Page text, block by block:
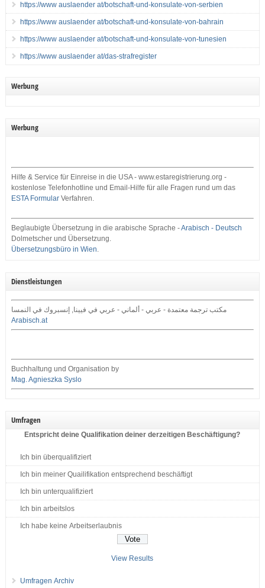
https://www auslaender at/botschaft-und-konsulate-von-serbien
https://www auslaender at/botschaft-und-konsulate-von-bahrain
https://www auslaender at/botschaft-und-konsulate-von-tunesien
https://www auslaender at/das-strafregister
Werbung
Werbung
Hilfe & Service für Einreise in die USA - www.estaregistrierung.org -
kostenlose Telefonhotline und Email-Hilfe für alle Fragen rund um das
ESTA FormularVerfahren.
Beglaubigte Übersetzung in die arabische Sprache -Arabisch - Deutsch
Dolmetscher und Übersetzung.
Übersetzungsbüro in Wien.
Dienstleistungen
مكتب ترجمة معتمدة - عربي - ألماني - عربي في فيينا, إنسبروك في النمسا
Arabisch.at
Buchhaltung und Organisation by
Mag. Agnieszka Syslo
Umfragen
Entspricht deine Qualifikation deiner derzeitigen Beschäftigung?
Ich bin überqualifiziert
Ich bin meiner Quailifikation entsprechend beschäftigt
Ich bin unterqualifiziert
Ich bin arbeitslos
Ich habe keine Arbeitserlaubnis
View Results
Umfragen Archiv